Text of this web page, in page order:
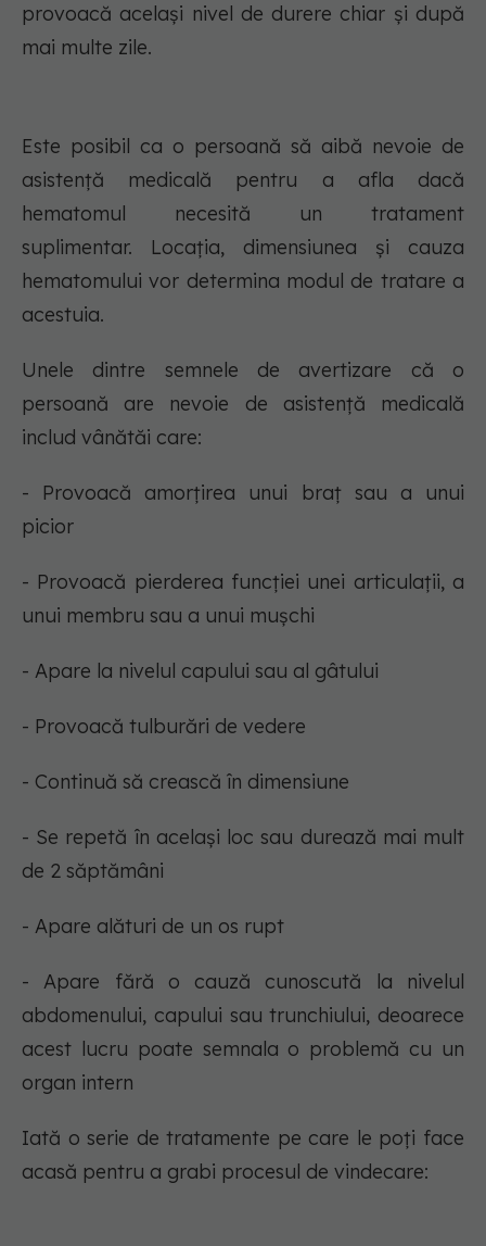
provoacă același nivel de durere chiar și după
mai multe zile.
Este posibil ca o persoană să aibă nevoie de
asistență medicală pentru a afla dacă
hematomul necesită un tratament
suplimentar. Locația, dimensiunea și cauza
hematomului vor determina modul de tratare a
acestuia.
Unele dintre semnele de avertizare că o
persoană are nevoie de asistență medicală
includ vânătăi care:
- Provoacă amorțirea unui braț sau a unui
picior
- Provoacă pierderea funcției unei articulații, a
unui membru sau a unui mușchi
- Apare la nivelul capului sau al gâtului
- Provoacă tulburări de vedere
- Continuă să crească în dimensiune
- Se repetă în același loc sau durează mai mult
de 2 săptămâni
- Apare alături de un os rupt
- Apare fără o cauză cunoscută la nivelul
abdomenului, capului sau trunchiului, deoarece
acest lucru poate semnala o problemă cu un
organ intern
Iată o serie de tratamente pe care le poți face
acasă pentru a grabi procesul de vindecare: